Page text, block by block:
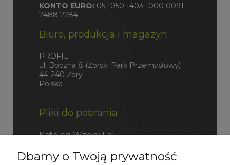
KONTO EURO: 05 1050 1403 1000 0091
2488 2284
Biuro, produkcja i magazyn:
PROFIL
ul. Boczna 8 (Żorski Park Przemysłowy)
44-240 Żory
Polska
Pliki do pobrania
Katalog Wzory Fal
Katalog Fefco
Dbamy o Twoją prywatność